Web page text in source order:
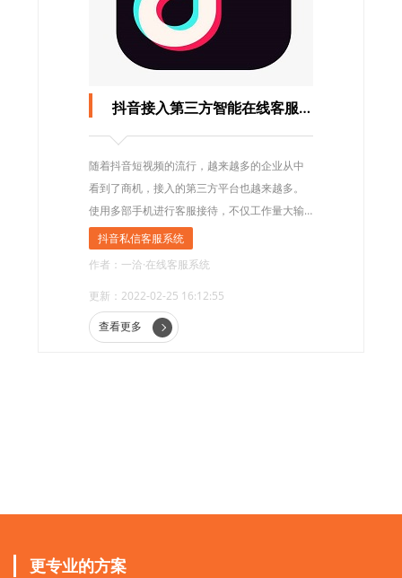
抖音接入第三方智能在线客服系统
随着抖音短视频的流行，越来越多的企业从中
看到了商机，接入的第三方平台也越来越多。
使用多部手机进行客服接待，不仅工作量大输
入不方便效率还低，所以有很多企业都通过第
抖音私信客服系统
作者：一洽·在线客服系统
更新：2022-02-25 16:12:55
查看更多
更专业的方案